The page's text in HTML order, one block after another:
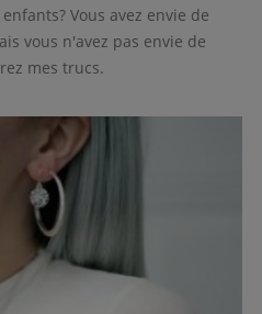
Vous avez envie de
vous n'avez pas envie de
mes trucs.